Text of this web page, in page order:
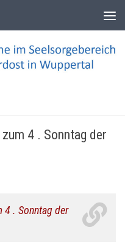
4 . Sonntag der
4 . Sonntag der